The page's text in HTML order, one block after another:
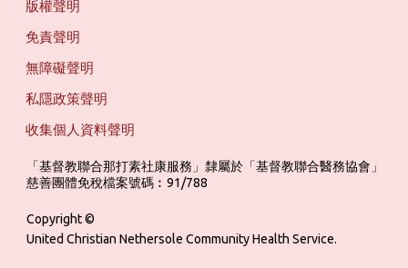
版權聲明
免責聲明
無障礙聲明
私隱政策聲明
收集個人資料聲明
「基督教聯合那打素社康服務」隸屬於「基督教聯合醫務協會」
慈善團體免稅檔案號碼︰91/788
Copyright ©
United Christian Nethersole Community Health Service.